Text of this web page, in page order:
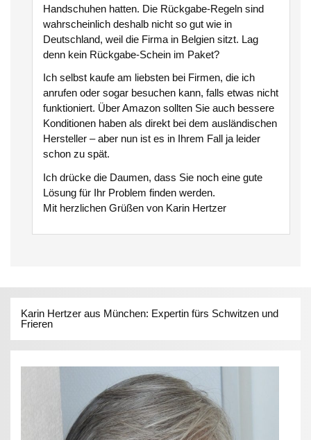
Handschuhen hatten. Die Rückgabe-Regeln sind
wahrscheinlich deshalb nicht so gut wie in
Deutschland, weil die Firma in Belgien sitzt. Lag
denn kein Rückgabe-Schein im Paket?
Ich selbst kaufe am liebsten bei Firmen, die ich
anrufen oder sogar besuchen kann, falls etwas nicht
funktioniert. Über Amazon sollten Sie auch bessere
Konditionen haben als direkt bei dem ausländischen
Hersteller – aber nun ist es in Ihrem Fall ja leider
schon zu spät.
Ich drücke die Daumen, dass Sie noch eine gute
Lösung für Ihr Problem finden werden.
Mit herzlichen Grüßen von Karin Hertzer
Karin Hertzer aus München: Expertin fürs Schwitzen und
Frieren